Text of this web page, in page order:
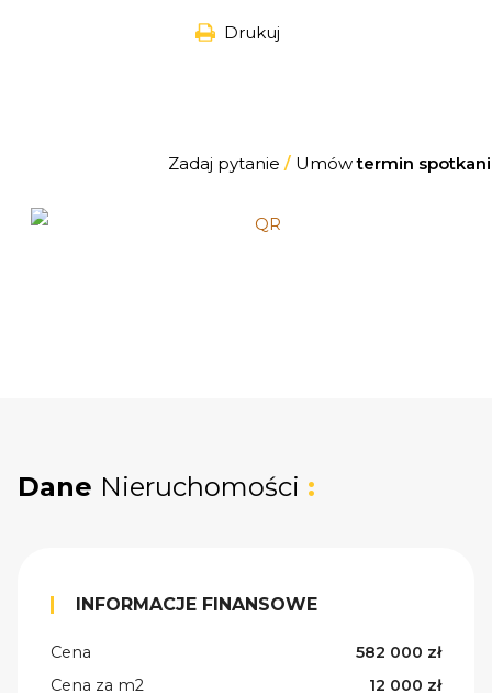
Drukuj
Zadaj pytanie /Umówtermin
Dane Nieruchomości :
INFORMACJE FINANSOWE
Cena
582 000 zł
Cena za m2
12 000 zł